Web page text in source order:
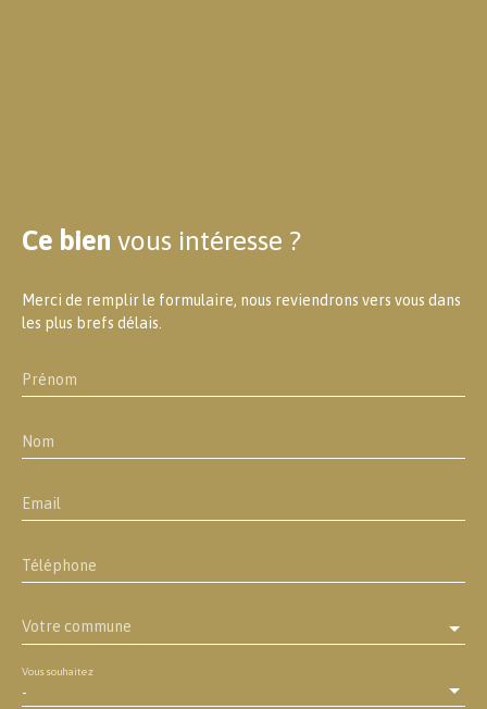
Ce bien vous intéresse ?
Merci de remplir le formulaire, nous reviendrons vers vous dans
les plus brefs délais.
Prénom
Nom
Email
Téléphone
Votre commune
-
Vous souhaitez